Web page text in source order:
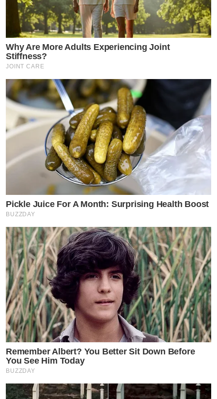
Why Are More Adults Experiencing Joint
Stiffness?
JOINT CARE
Pickle Juice For A Month: Surprising Health Boost
BUZZDAY
Remember Albert? You Better Sit Down Before
You See Him Today
BUZZDAY